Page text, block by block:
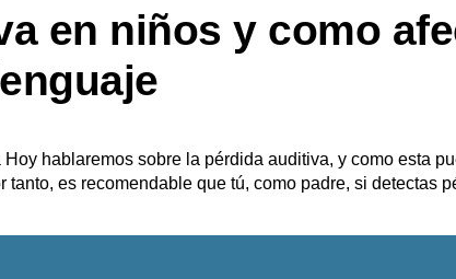
en niños y como
hablaremos sobre la pérdida auditiva, y como esta
tanto, es recomendable que tú, como padre, si detectas